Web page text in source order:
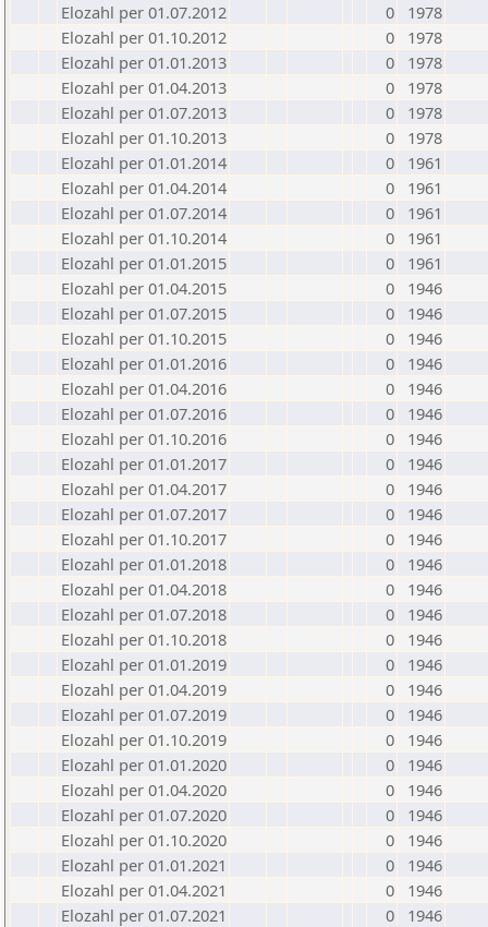
Elozahl per 01.07.2012
0
1978
Elozahl per 01.10.2012
0
1978
Elozahl per 01.01.2013
0
1978
Elozahl per 01.04.2013
0
1978
Elozahl per 01.07.2013
0
1978
Elozahl per 01.10.2013
0
1978
Elozahl per 01.01.2014
0
1961
Elozahl per 01.04.2014
0
1961
Elozahl per 01.07.2014
0
1961
Elozahl per 01.10.2014
0
1961
Elozahl per 01.01.2015
0
1961
Elozahl per 01.04.2015
0
1946
Elozahl per 01.07.2015
0
1946
Elozahl per 01.10.2015
0
1946
Elozahl per 01.01.2016
0
1946
Elozahl per 01.04.2016
0
1946
Elozahl per 01.07.2016
0
1946
Elozahl per 01.10.2016
0
1946
Elozahl per 01.01.2017
0
1946
Elozahl per 01.04.2017
0
1946
Elozahl per 01.07.2017
0
1946
Elozahl per 01.10.2017
0
1946
Elozahl per 01.01.2018
0
1946
Elozahl per 01.04.2018
0
1946
Elozahl per 01.07.2018
0
1946
Elozahl per 01.10.2018
0
1946
Elozahl per 01.01.2019
0
1946
Elozahl per 01.04.2019
0
1946
Elozahl per 01.07.2019
0
1946
Elozahl per 01.10.2019
0
1946
Elozahl per 01.01.2020
0
1946
Elozahl per 01.04.2020
0
1946
Elozahl per 01.07.2020
0
1946
Elozahl per 01.10.2020
0
1946
Elozahl per 01.01.2021
0
1946
Elozahl per 01.04.2021
0
1946
Elozahl per 01.07.2021
0
1946